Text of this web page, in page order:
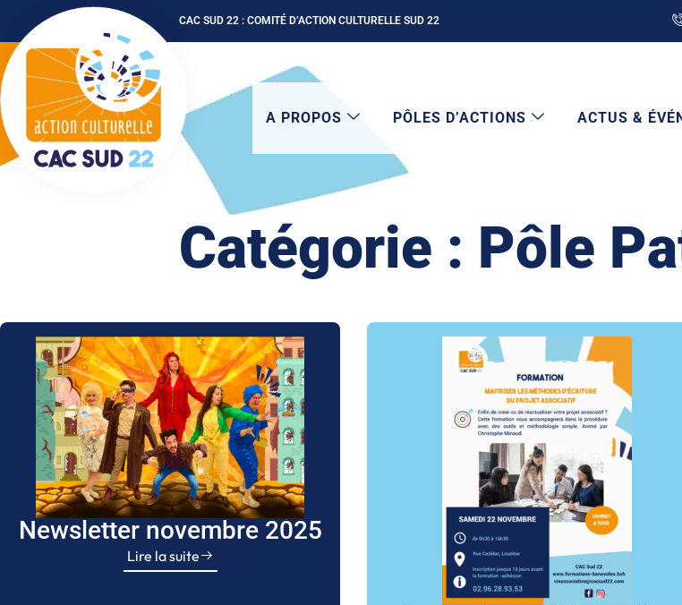
CAC SUD 22 : COMITÉ D’ACTION CULTURELLE SUD 22
A PROPOS PÔLES D’ACTIONS ACTUS &
Catégorie : Pôle
Newsletter novembre 2025
Lire la suite